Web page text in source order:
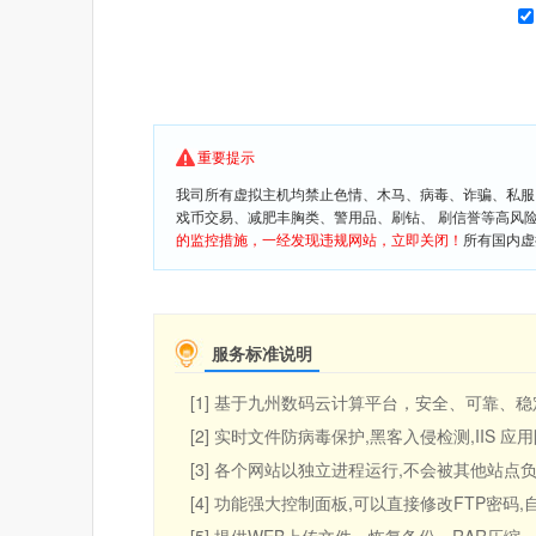
重要提示
我司所有虚拟主机均禁止色情、木马、病毒、诈骗、私
戏币交易、减肥丰胸类、警用品、刷钻、 刷信誉等高风
的监控措施，一经发现违规网站，立即关闭！ 所有国内
服务标准说明
[1] 基于九州数码云计算平台，安全、可靠、
[2] 实时文件防病毒保护,黑客入侵检测,IIS 应
[3] 各个网站以独立进程运行,不会被其他站点
[4] 功能强大控制面板,可以直接修改FTP密码,